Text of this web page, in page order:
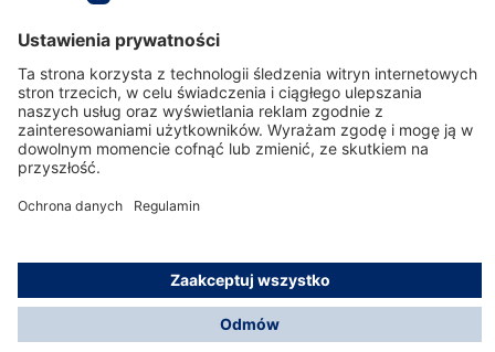
Serwisowa linia hotline
O nas
Korzystanie ze sklepu
© Dräger Polska Sp. z o.o., 2025
*Wszystkie ceny bez VAT, na warunkach opisanych w